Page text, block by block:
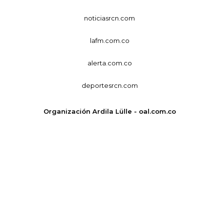
noticiasrcn.com
lafm.com.co
alerta.com.co
deportesrcn.com
Organización Ardila Lülle - oal.com.co